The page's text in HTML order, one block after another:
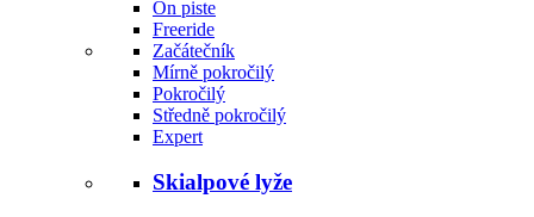
On piste
Freeride
Začátečník
Mírně pokročilý
Pokročilý
Středně pokročilý
Expert
Skialpové lyže